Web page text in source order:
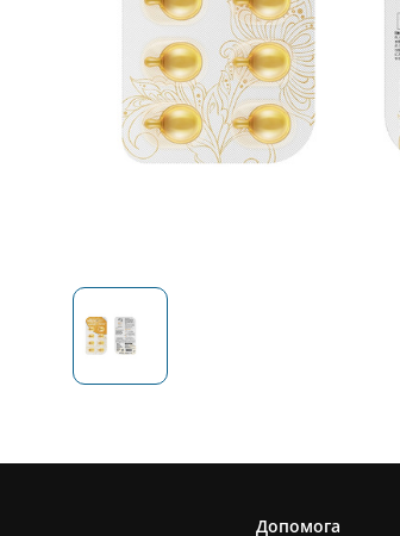
Допомога